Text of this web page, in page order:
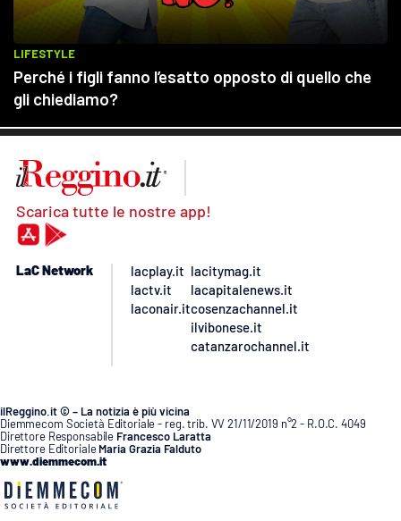
Scarica tutte le nostre app!
LaC Network
lacplay.it
lactv.it
laconair.it
lacitymag.it
lacapitalenews.it
cosenzachannel.it
ilvibonese.it
catanzarochannel.it
ilReggino.it © – La notizia è più vicina
Diemmecom Società Editoriale - reg. trib. VV 21/11/2019 n°2 - R.O.C. 4049
Direttore Responsabile Francesco Laratta
Direttore Editoriale Maria Grazia Falduto
www.diemmecom.it